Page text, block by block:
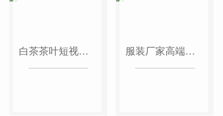
白茶茶叶短视频作品 服装厂家高端短视频作品